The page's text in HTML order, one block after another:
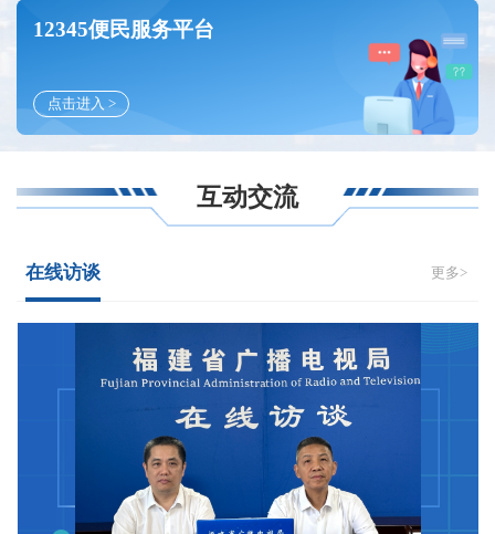
12345便民服务平台
点击进入 >
互动交流
在线访谈 更多>